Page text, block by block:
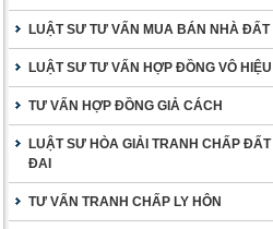
LUẬT SƯ TƯ VẤN MUA BÁN NHÀ ĐẤT
LUẬT SƯ TƯ VẤN HỢP ĐỒNG VÔ HIỆU
TƯ VẤN HỢP ĐỒNG GIẢ CÁCH
LUẬT SƯ HÒA GIẢI TRANH CHẤP ĐẤT
ĐAI
TƯ VẤN TRANH CHẤP LY HÔN